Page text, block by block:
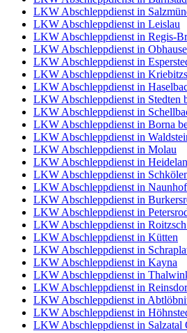
LKW Abschleppdienst in
LKW Abschleppdienst in Leislau
LKW Abschleppdienst in Regis-
LKW Abschleppdienst in
LKW Abschleppdienst in
LKW Abschleppdienst in
LKW Abschleppdienst in
LKW Abschleppdienst in Stedten
LKW Abschleppdienst in
LKW Abschleppdienst in Borna
LKW Abschleppdienst in
LKW Abschleppdienst in Molau
LKW Abschleppdienst in
LKW Abschleppdienst in
LKW Abschleppdienst in
LKW Abschleppdienst in
LKW Abschleppdienst in
LKW Abschleppdienst in
LKW Abschleppdienst in Kütten
LKW Abschleppdienst in
LKW Abschleppdienst in Kayna
LKW Abschleppdienst in
LKW Abschleppdienst in
LKW Abschleppdienst in
LKW Abschleppdienst in
LKW Abschleppdienst in Salzatal